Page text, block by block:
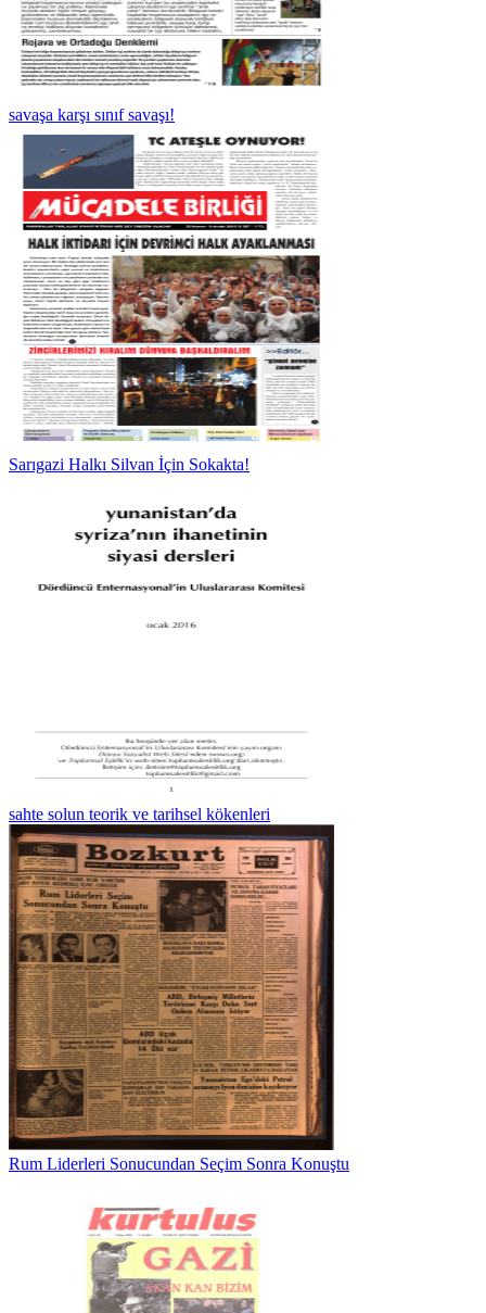
savaşa karşı sınıf savaşı!
Sarıgazi Halkı Silvan İçin Sokakta!
sahte solun teorik ve tarihsel kökenleri
Rum Liderleri Sonucundan Seçim Sonra Konuştu